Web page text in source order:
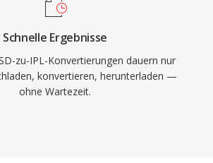
Schnelle Ergebnisse
zu-IPL-Konvertierungen dauern nur
konvertieren, herunterladen —
ohne Wartezeit.